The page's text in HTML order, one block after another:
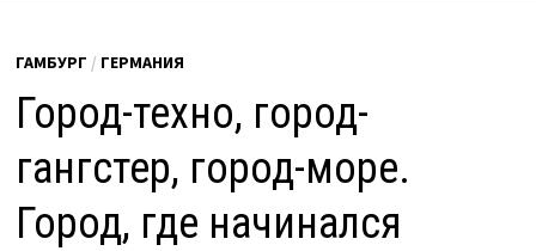
ГАМБУРГ / ГЕРМАНИЯ
Город-техно, город-
гангстер, город-море.
Город, где начинался